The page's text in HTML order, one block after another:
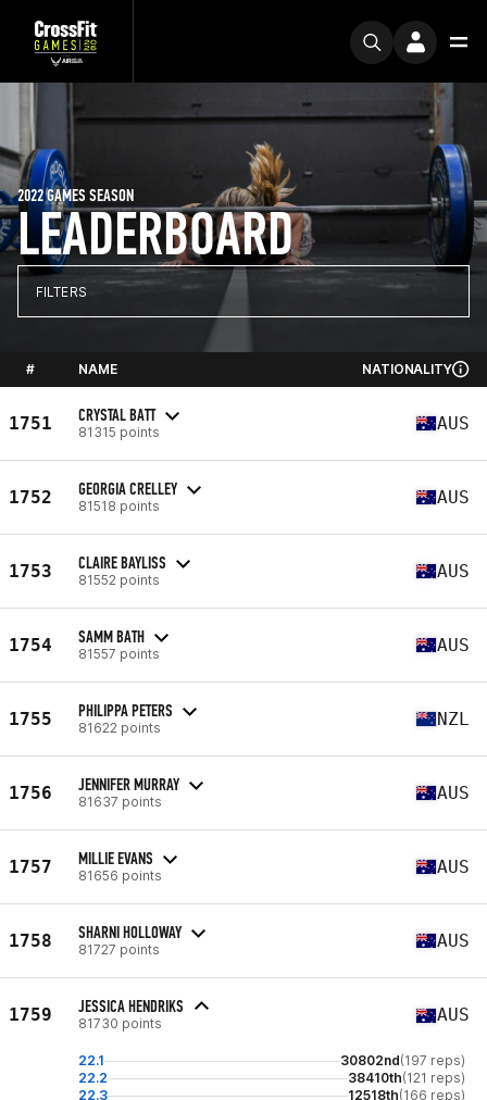
LEADERBOARD
2022 GAMES SEASON
FILTERS
# NAME NATIONALITY
1751 CRYSTAL BATT
81315 points AUS
1752 GEORGIA CRELLEY
81518 points AUS
1753 CLAIRE BAYLISS
81552 points AUS
1754 SAMM BATH
81557 points AUS
1755 PHILIPPA PETERS
81622 points NZL
1756 JENNIFER MURRAY
81637 points AUS
1757 MILLIE EVANS
81656 points AUS
1758 SHARNI HOLLOWAY
81727 points AUS
1759 JESSICA HENDRIKS
81730 points AUS
22.1 30802nd(197 reps)
22.2
38410th(121 reps)
22.3
12518th(166 reps)